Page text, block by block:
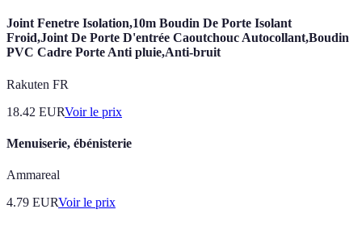
Joint Fenetre Isolation,10m Boudin De Porte Isolant
Froid,Joint De Porte D'entrée Caoutchouc Autocollant,Boudin
PVC Cadre Porte Anti pluie,Anti-bruit
Rakuten FR
18.42 EURVoir le prix
Menuiserie, ébénisterie
Ammareal
4.79 EURVoir le prix